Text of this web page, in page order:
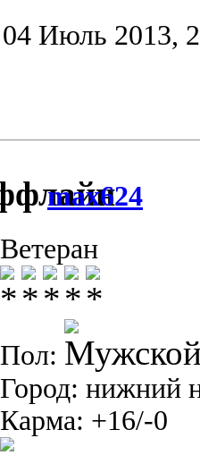
04 Июль 2013,
max624
Ветеран
Пол:
Город: нижний
Карма: +16/-0